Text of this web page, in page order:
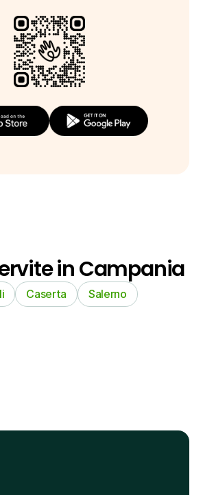
in Campania
Caserta Salerno